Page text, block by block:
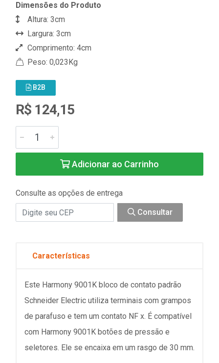
Dimensões do Produto
Altura: 3cm
Largura: 3cm
Comprimento: 4cm
Peso: 0,023Kg
B2B
R$ 124,15
Adicionar ao Carrinho
Consulte as opções de entrega
Consultar
Características
Este Harmony 9001K bloco de contato padrão
Schneider Electric utiliza terminais com grampos
de parafuso e tem um contato NF x. É compatível
com Harmony 9001K botões de pressão e
seletores. Ele se encaixa em um rasgo de 30 mm.